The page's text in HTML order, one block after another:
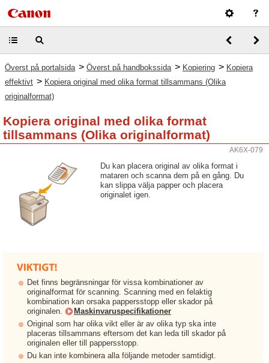
Överst på portalsida > Överst på handbokssida > Kopiering > Kopiera
effektivt > Kopiera original med olika format tillsammans (Olika
originalformat)
Kopiera original med olika format
tillsammans (Olika originalformat)
AK6X-079
Du kan placera original av olika format i
mataren och scanna dem på en gång. Du
kan slippa välja papper och placera
originalet igen.
Det finns begränsningar för vissa kombinationer av
originalformat för scanning. Scanning med en felaktig
kombination kan orsaka pappersstopp eller skador på
originalen.
Maskinvaruspecifikationer
Original som har olika vikt eller är av olika typ ska inte
placeras tillsammans eftersom det kan leda till skador på
originalen eller till pappersstopp.
Du kan inte kombinera alla följande metoder samtidigt.